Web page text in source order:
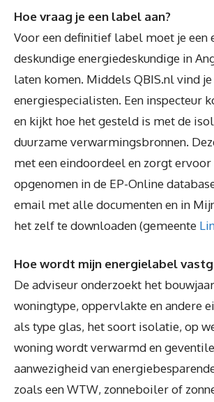
Hoe vraag je een label aan?
Voor een definitief label moet je een
deskundige energiedeskundige in
laten komen. Middels QBIS.nl vind
energiespecialisten. Een inspecteur
en kijkt hoe het gesteld is met de
duurzame verwarmingsbronnen.
met een eindoordeel en zorgt
opgenomen in de EP-Online
email met alle documenten en in
het zelf te downloaden (gemeente
Hoe wordt mijn energielabel
De adviseur onderzoekt het
woningtype, oppervlakte en andere
als type glas, het soort isolatie, op
woning wordt verwarmd en
aanwezigheid van
zoals een WTW, zonneboiler of